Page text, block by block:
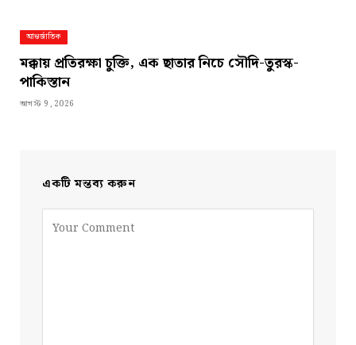
আন্তর্জাতিক
মক্কায় প্রতিরক্ষা চুক্তি, এক ছাতার নিচে সৌদি-তুরস্ক-
পাকিস্তান
আগস্ট 9, 2026
একটি মন্তব্য করুন